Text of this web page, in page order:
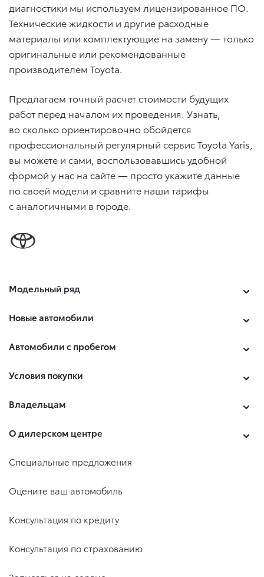
диагностики мы используем лицензированное ПО.
Технические жидкости и другие расходные
материалы или комплектующие на замену — только
оригинальные или рекомендованные
производителем Toyota.
Предлагаем точный расчет стоимости будущих
работ перед началом их проведения. Узнать,
во сколько ориентировочно обойдется
профессиональный регулярный сервис Toyota Yaris,
вы можете и сами, воспользовавшись удобной
формой у нас на сайте — просто укажите данные
по своей модели и сравните наши тарифы
с аналогичными в городе.
Модельный ряд
Новые автомобили
Автомобили с пробегом
Условия покупки
Владельцам
О дилерском центре
Специальные предложения
Оцените ваш автомобиль
Консультация по кредиту
Консультация по страхованию